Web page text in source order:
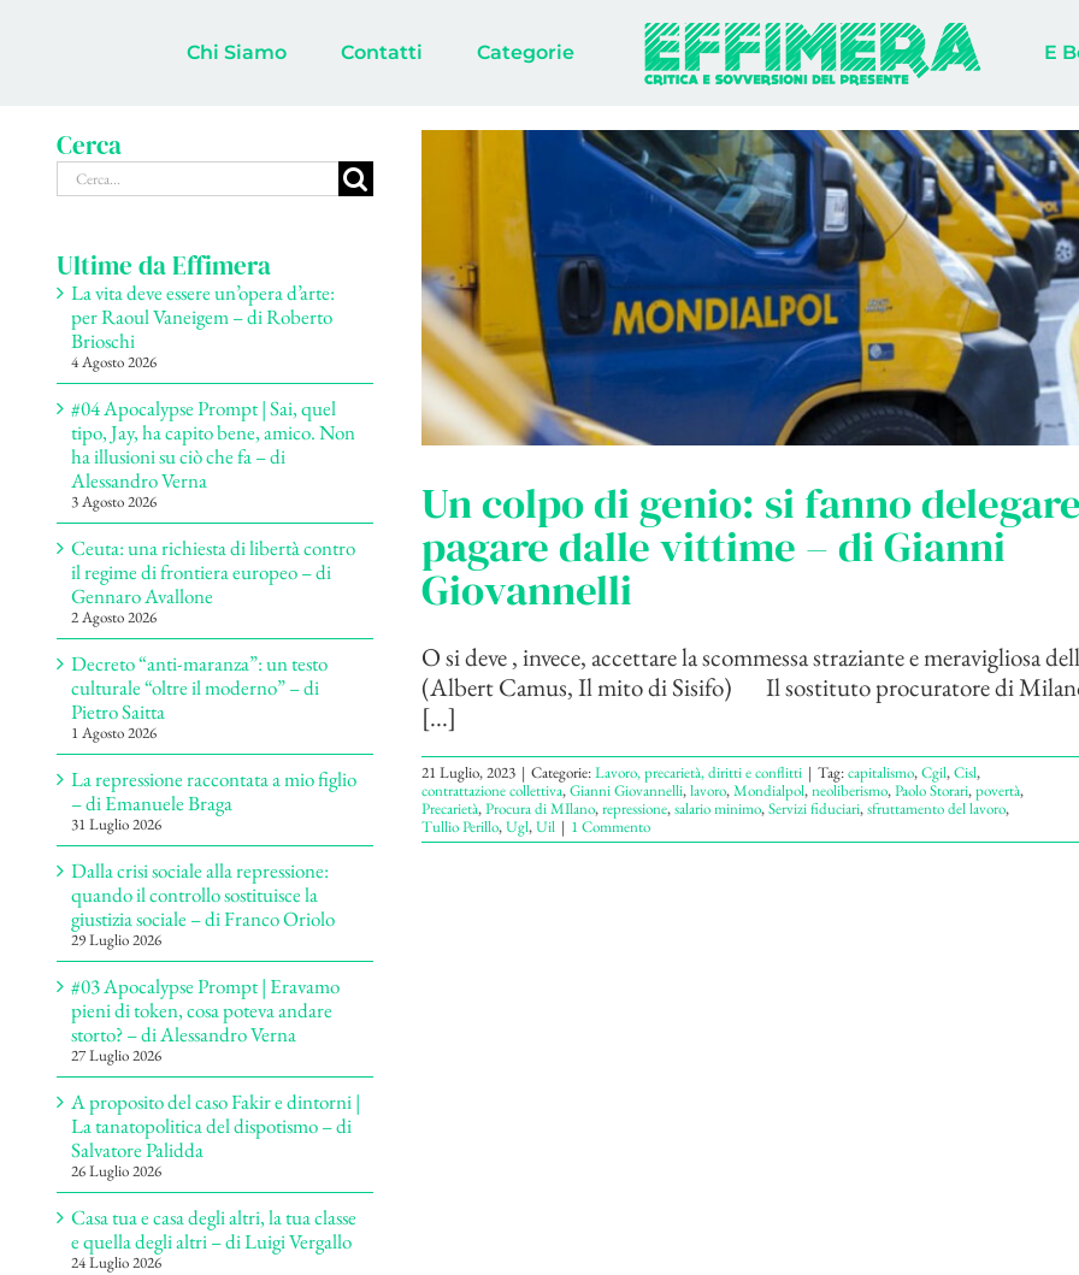
Chi Siamo Contatti Categorie E
Un colpo di genio: si fanno
pagare dalle vittime – di Gianni
Giovannelli
O si deve , invece, accettare la scommessa straziante e meravigliosa
(Albert Camus, Il mito di Sisifo) Il sostituto procuratore di
[...]
21 Luglio, 2023 | Categorie:Lavoro, precarietà, diritti e conflitti | Tag:capitalismo,Cgil,Cisl,
contrattazione collettiva,Gianni Giovannelli,lavoro,Mondialpol,neoliberismo,Paolo Storari,povertà,
Precarietà,Procura di MIlano,repressione,salario minimo,Servizi fiduciari,sfruttamento del lavoro,
Tullio Perillo,Ugl,Uil | 1 Commento
Cerca
Cerca
per:
Ultime da Effimera
La vita deve essere un’opera d’arte:
per Raoul Vaneigem – di Roberto
Brioschi
4 Agosto 2026
#04 Apocalypse Prompt | Sai, quel
tipo, Jay, ha capito bene, amico. Non
ha illusioni su ciò che fa – di
Alessandro Verna
3 Agosto 2026
Ceuta: una richiesta di libertà contro
il regime di frontiera europeo – di
Gennaro Avallone
2 Agosto 2026
Decreto “anti-maranza”: un testo
culturale “oltre il moderno” – di
Pietro Saitta
1 Agosto 2026
La repressione raccontata a mio figlio
– di Emanuele Braga
31 Luglio 2026
Dalla crisi sociale alla repressione:
quando il controllo sostituisce la
giustizia sociale – di Franco Oriolo
29 Luglio 2026
#03 Apocalypse Prompt | Eravamo
pieni di token, cosa poteva andare
storto? – di Alessandro Verna
27 Luglio 2026
A proposito del caso Fakir e dintorni |
La tanatopolitica del dispotismo – di
Salvatore Palidda
26 Luglio 2026
Casa tua e casa degli altri, la tua classe
e quella degli altri – di Luigi Vergallo
24 Luglio 2026